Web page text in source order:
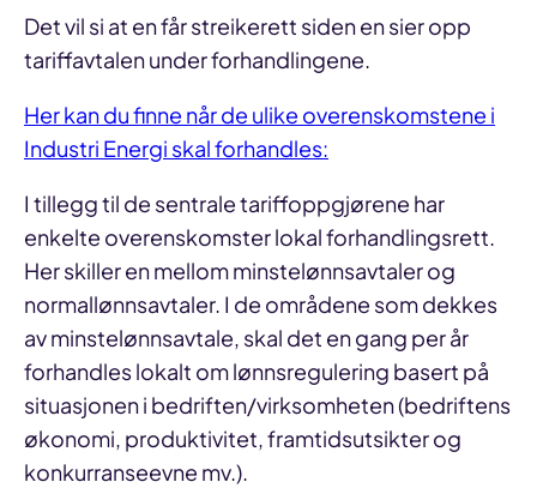
Det vil si at en får streikerett siden en sier opp
tariffavtalen under forhandlingene.
Her kan du finne når de ulike overenskomstene i
Industri Energi skal forhandles:
I tillegg til de sentrale tariffoppgjørene har
enkelte overenskomster lokal forhandlingsrett.
Her skiller en mellom minstelønnsavtaler og
normallønnsavtaler. I de områdene som dekkes
av minstelønnsavtale, skal det en gang per år
forhandles lokalt om lønnsregulering basert på
situasjonen i bedriften/virksomheten (bedriftens
økonomi, produktivitet, framtidsutsikter og
konkurranseevne mv.).